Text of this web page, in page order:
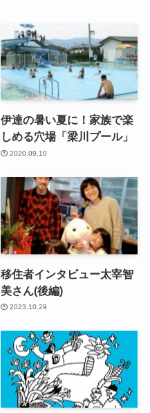
伊達の暑い夏に！家族で楽
しめる穴場「梁川プール」
2020.09.10
移住者インタビュー太宰智
美さん(後編)
2023.10.29